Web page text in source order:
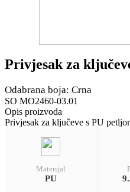
Privjesak za
Odabrana boja: Crna
SO MO2460-03.01
Opis proizvoda
Privjesak za ključeve s PU
Materijal
PU